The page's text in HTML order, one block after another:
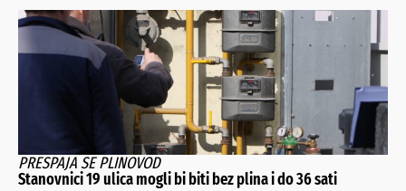
PRESPAJA SE PLINOVOD
Stanovnici 19 ulica mogli bi biti bez plina i do 36 sati